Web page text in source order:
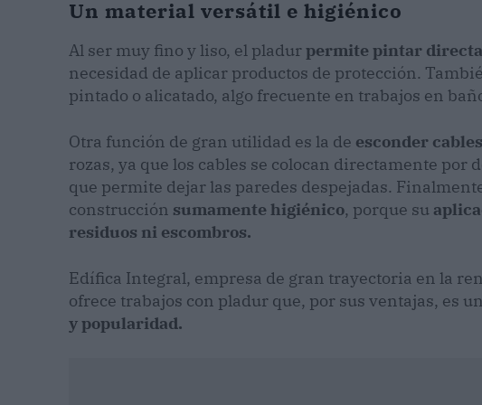
Un material versátil e higiénico
Al ser muy fino y liso, el pladurpermite pintar
necesidad de aplicar productos de protección.
pintado o alicatado, algo frecuente en trabajos en
Otra función de gran utilidad es la de esconder cables
rozas, ya que los cables se colocan directamente por
que permite dejar las paredes despejadas.
construcción sumamente higiénico, porque su
residuos ni escombros.
Edífica Integral, empresa de gran trayectoria en la
ofrece trabajos con pladur que, por sus ventajas, es
y popularidad.